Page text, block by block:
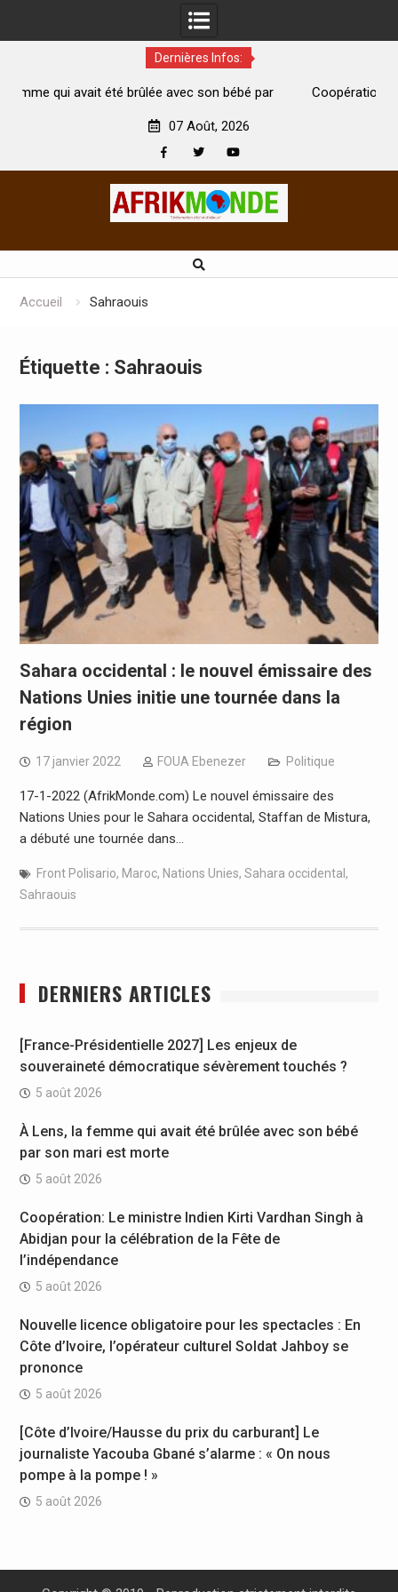
Dernières Infos:
avec son bébé par
Coopération: Le ministre Indien Kirti
07 Août, 2026
Accueil Sahraouis
Étiquette : Sahraouis
Sahara occidental : le nouvel émissaire des
Nations Unies initie une tournée dans la
région
17 janvier 2022 FOUA Ebenezer Politique
17-1-2022 (AfrikMonde.com) Le nouvel émissaire des
Nations Unies pour le Sahara occidental, Staffan de Mistura,
a débuté une tournée dans…
Front Polisario, Maroc, Nations Unies, Sahara occidental ,
Sahraouis
DERNIERS ARTICLES
[France-Présidentielle 2027] Les enjeux de
souveraineté démocratique sévèrement touchés ?
5 août 2026
À Lens, la femme qui avait été brûlée avec son bébé
par son mari est morte
5 août 2026
Coopération: Le ministre Indien Kirti Vardhan Singh à
Abidjan pour la célébration de la Fête de
l’indépendance
5 août 2026
Nouvelle licence obligatoire pour les spectacles : En
Côte d’Ivoire, l’opérateur culturel Soldat Jahboy se
prononce
5 août 2026
[Côte d’Ivoire/Hausse du prix du carburant] Le
journaliste Yacouba Gbané s’alarme : « On nous
pompe à la pompe ! »
5 août 2026